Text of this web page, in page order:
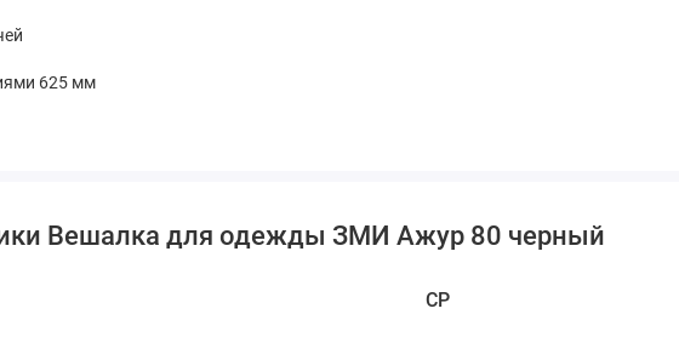
625 мм
Вешалка для одежды ЗМИ Ажур 80 черный
CP